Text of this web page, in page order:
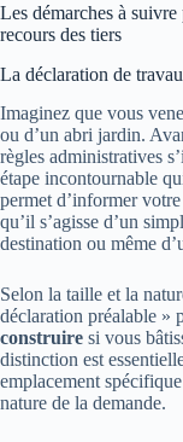
Les démarches à
recours des tiers
La déclaration de
Imaginez que vous
ou d’un abri jardin.
règles administratives
étape incontournable
permet d’informer
qu’il s’agisse d’un
destination ou même
Selon la taille et la
déclaration préalable »
construire si vous
distinction est
emplacement
nature de la demande.